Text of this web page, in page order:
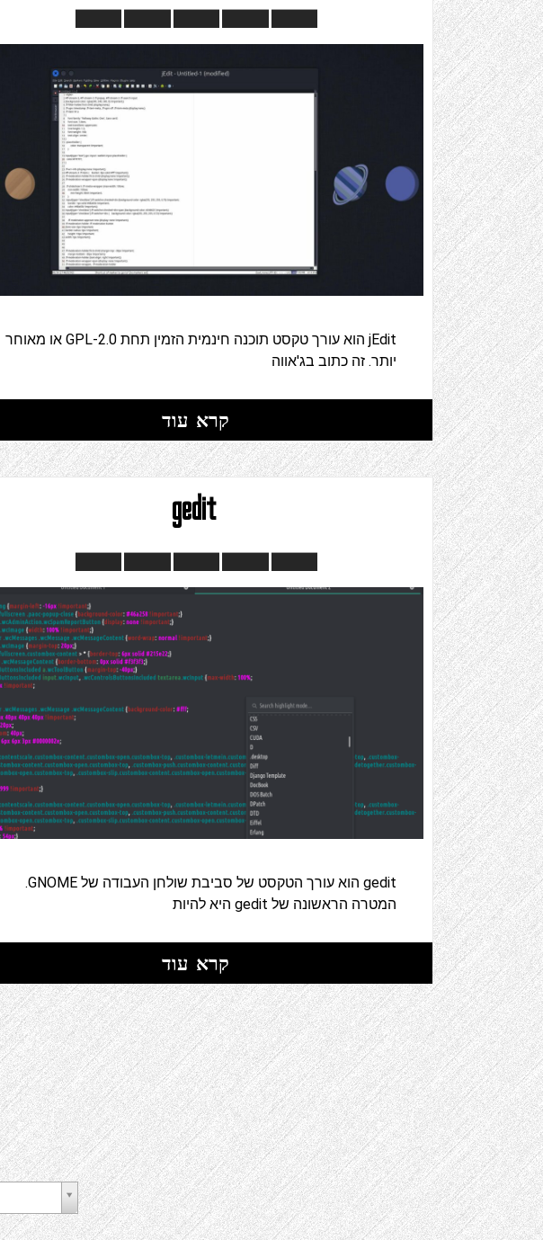
jEdit הוא עורך טקסט תוכנה חינמית הזמין תחת GPL-2.0 או מאוחר
יותר. זה כתוב בג'אווה
קרא עוד
gedit
gedit הוא עורך הטקסט של סביבת שולחן העבודה של GNOME.
המטרה הראשונה של gedit היא להיות
קרא עוד